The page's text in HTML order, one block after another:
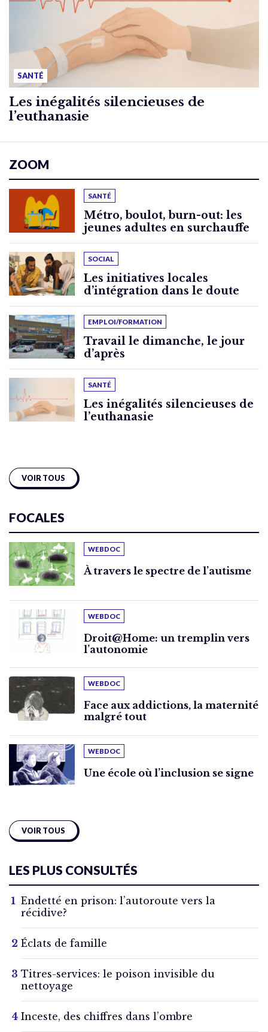
SANTÉ
Les inégalités silencieuses de
l’euthanasie
ZOOM
SANTÉ
Métro, boulot, burn-out: les
jeunes adultes en surchauffe
SOCIAL
Les initiatives locales
d’intégration dans le doute
EMPLOI/FORMATION
Travail le dimanche, le jour
d’après
SANTÉ
Les inégalités silencieuses de
l’euthanasie
VOIR TOUS
FOCALES
WEBDOC
À travers le spectre de l’autisme
WEBDOC
Droit@Home: un tremplin vers
l’autonomie
WEBDOC
Face aux addictions, la maternité
malgré tout
WEBDOC
Une école où l’inclusion se signe
VOIR TOUS
LES PLUS CONSULTÉS
Endetté en prison: l’autoroute vers la
récidive?
Éclats de famille
Titres-services: le poison invisible du
nettoyage
Inceste, des chiffres dans l’ombre